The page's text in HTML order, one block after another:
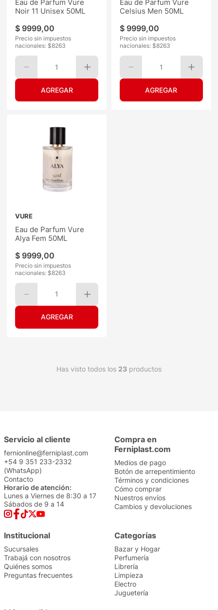
Eau de Parfum Vure
Noir 11 Unisex 50ML
$ 9999,00
Precio sin impuestos
nacionales: $8263
1
Eau de Parfum Vure
Celsius Men 50ML
$ 9999,00
Precio sin impuestos
nacionales: $8263
1
VURE
Eau de Parfum Vure
Alya Fem 50ML
$ 9999,00
Precio sin impuestos
nacionales: $8263
1
Has visto todos los 23 productos
Servicio al cliente
fernionline@ferniplast.com
+54 9 351 233-2332
(WhatsApp)
Contacto
Horario de atención:
Lunes a Viernes de 8:30 a 17
Sábados de 9 a 14
Compra en
Ferniplast.com
Medios de pago
Botón de arrepentimiento
Términos y condiciones
Cómo comprar
Nuestros envíos
Cambios y devoluciones
Institucional
Sucursales
Trabajá con nosotros
Quiénes somos
Preguntas frecuentes
Categorías
Bazar y Hogar
Perfumería
Librería
Limpieza
Electro
Juguetería